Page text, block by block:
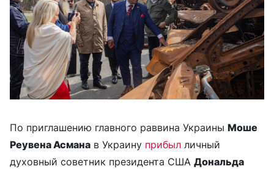
По приглашению главного раввина Украины Моше
Реувена Асмана в Украину прибыл личный
духовный советник президента США Дональда